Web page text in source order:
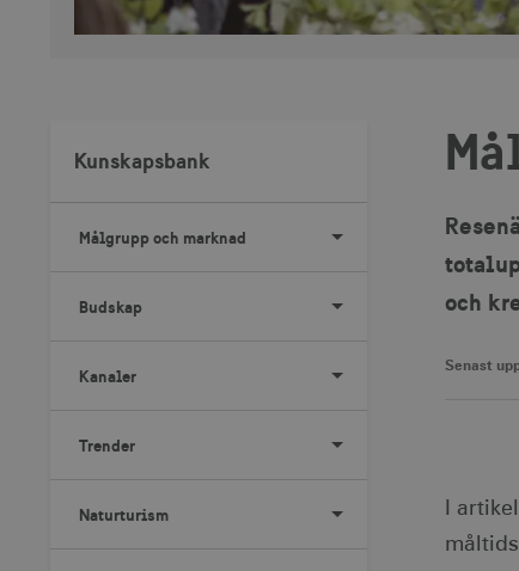
Kunskapsbank
Målgrupp och marknad
Budskap
Kanaler
Trender
Naturturism
och
Senast
I